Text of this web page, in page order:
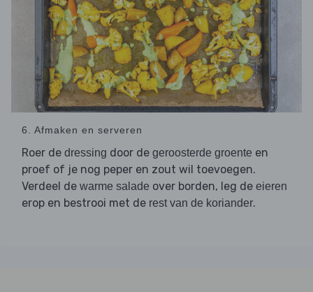
6. Afmaken en serveren
Roer de dressing door de geroosterde groente en
proef of je nog peper en zout wil toevoegen.
Verdeel de warme salade over borden, leg de eieren
erop en bestrooi met de rest van de koriander.